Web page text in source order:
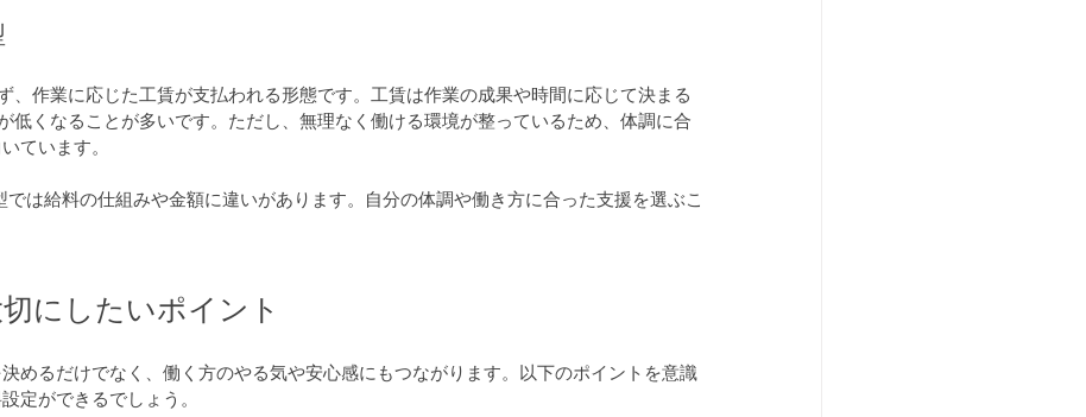
、作業に応じた工賃が支払われる形態です。工賃は作業の成果や時間に応じて決まる
低くなることが多いです。ただし、無理なく働ける環境が整っているため、体調に合
ています。
では給料の仕組みや金額に違いがあります。自分の体調や働き方に合った支援を選ぶこ
にしたいポイント
めるだけでなく、働く方のやる気や安心感にもつながります。以下のポイントを意識
定ができるでしょう。